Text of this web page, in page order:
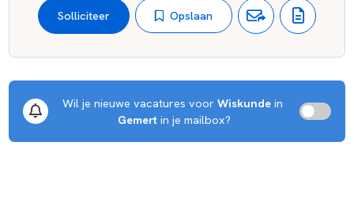
Solliciteer Opslaan
Wil je nieuwe vacatures voor Wiskunde in
Gemert in je mailbox?